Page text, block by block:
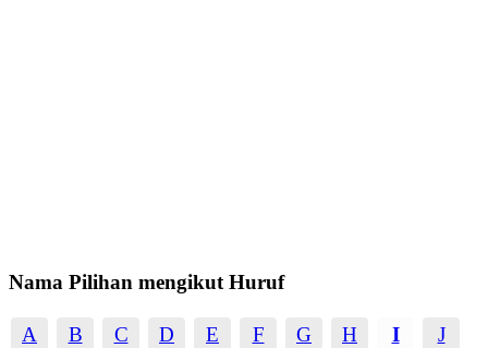
Nama Pilihan mengikut Huruf
A B C D E F G H I
J